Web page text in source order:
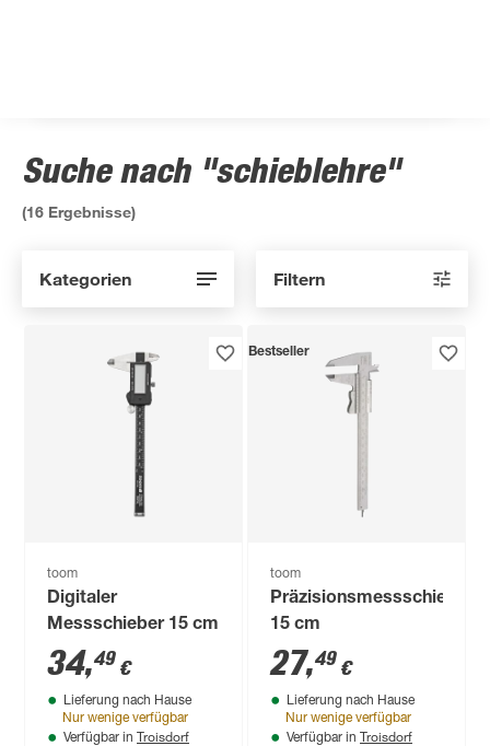
Suche nach "schieblehre"
(16 Ergebnisse)
Kategorien Filtern
toom
Digitaler
Messschieber 15 cm
34,49 €
Lieferung nach Hause
Nur wenige verfügbar
Verfügbar in Troisdorf
Bestseller
toom
Präzisionsmessschieber
15 cm
27,49 €
Lieferung nach Hause
Nur wenige verfügbar
Verfügbar in Troisdorf